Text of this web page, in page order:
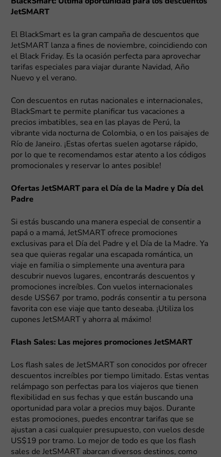
JetSMART
El BlackSmart es la gran campaña de descuentos que
JetSMART lanza a fines de noviembre, coincidiendo con
el Black Friday. Es la ocasión perfecta para aprovechar
tarifas especiales para viajar durante Navidad, Año
Nuevo y el verano.
Con descuentos en rutas nacionales e internacionales,
BlackSmart te permite planificar tus vacaciones a
precios imbatibles, sea en las playas de Perú, la
vibrante vida nocturna de Colombia, o en los paisajes de
Río de Janeiro. ¡Estas ofertas suelen agotarse rápido,
por lo que te recomendamos estar atento a los códigos
promocionales y reservar lo antes posible!
Ofertas JetSMART para el Día de la Madre y Día del
Padre
Si estás buscando una manera especial de consentir a
papá o a mamá, JetSMART ofrece promociones
exclusivas para el Día del Padre y el Día de la Madre. Ya
sea que quieras regalar una escapada romántica, un
viaje en familia o simplemente una aventura para
descubrir nuevos lugares, encontrarás descuentos y
promociones increíbles. Con vuelos internacionales
desde US$67 por tramo, podrás consentir a tu persona
favorita con ese viaje que tanto deseaba. ¡Utiliza los
cupones JetSMART y ahorra al máximo!
Flash Sales: Las mejores promociones JetSMART
Los flash sales de JetSMART son conocidos por ofrecer
descuentos increíbles por tiempo limitado. Estas ventas
relámpago son perfectas para los viajeros que tienen
flexibilidad en sus fechas y que están buscando una
oportunidad para volar a precios muy bajos. Durante
estas promociones, puedes encontrar tarifas que se
ajustan a casi cualquier presupuesto, con vuelos desde
US$19 por tramo. Lo mejor de todo es que los flash
sales de JetSMART abarcan diversos destinos, como